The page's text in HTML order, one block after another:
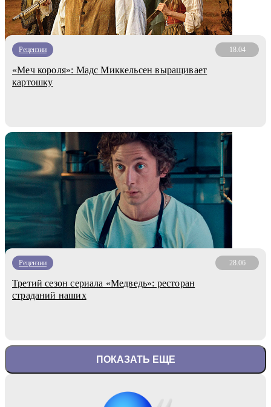
Рецензии 18.04
«Меч короля»: Мадс Миккельсен выращивает
картошку
Рецензии 28.06
Третий сезон сериала «Медведь»: ресторан
страданий наших
ПОКАЗАТЬ ЕЩЕ